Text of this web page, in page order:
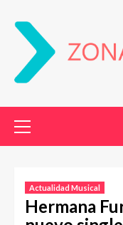
Actualidad Musical
Hermana